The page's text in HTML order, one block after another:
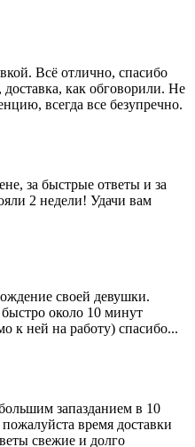
Всё отлично, спасибо
как обговорили. Не
всегда все безупречно.
за быстрые ответы и за
2 недели! Удачи вам
своей девушки.
быстро около 10 минут
к ней на работу) спасибо...
запазданием в 10
время доставки
свежие и долго